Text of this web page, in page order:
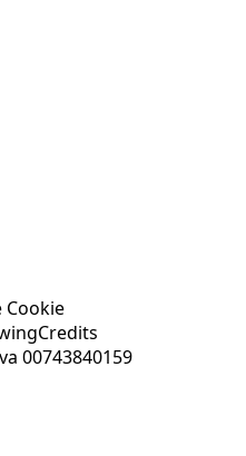
Cookie
Credits
00743840159